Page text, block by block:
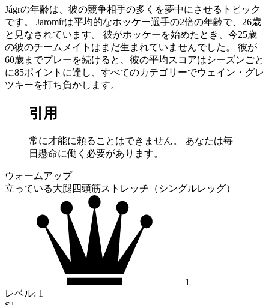
Jágrの年齢は、彼の競争相手の多くを夢中にさせるトピック
です。 Jaromírは平均的なホッケー選手の2倍の年齢で、26歳
と見なされています。 彼がホッケーを始めたとき、今25歳
の彼のチームメイトはまだ生まれていませんでした。 彼が
60歳までプレーを続けると、彼の平均スコアはシーズンごと
に85ポイントに達し、すべてのカテゴリーでウェイン・グレ
ツキーを打ち負かします。
引用
常に才能に頼ることはできません。 あなたは毎
日懸命に働く必要があります。
ウォームアップ
立っている大腿四頭筋ストレッチ（シングルレッグ）
1
レベル: 1